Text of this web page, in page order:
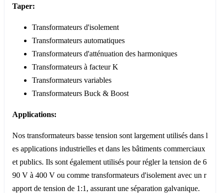
Taper:
Transformateurs d'isolement
Transformateurs automatiques
Transformateurs d'atténuation des harmoniques
Transformateurs à facteur K
Transformateurs variables
Transformateurs Buck & Boost
Applications:
Nos transformateurs basse tension sont largement utilisés dans l
es applications industrielles et dans les bâtiments commerciaux
et publics. Ils sont également utilisés pour régler la tension de 6
90 V à 400 V ou comme transformateurs d'isolement avec un r
apport de tension de 1:1, assurant une séparation galvanique.